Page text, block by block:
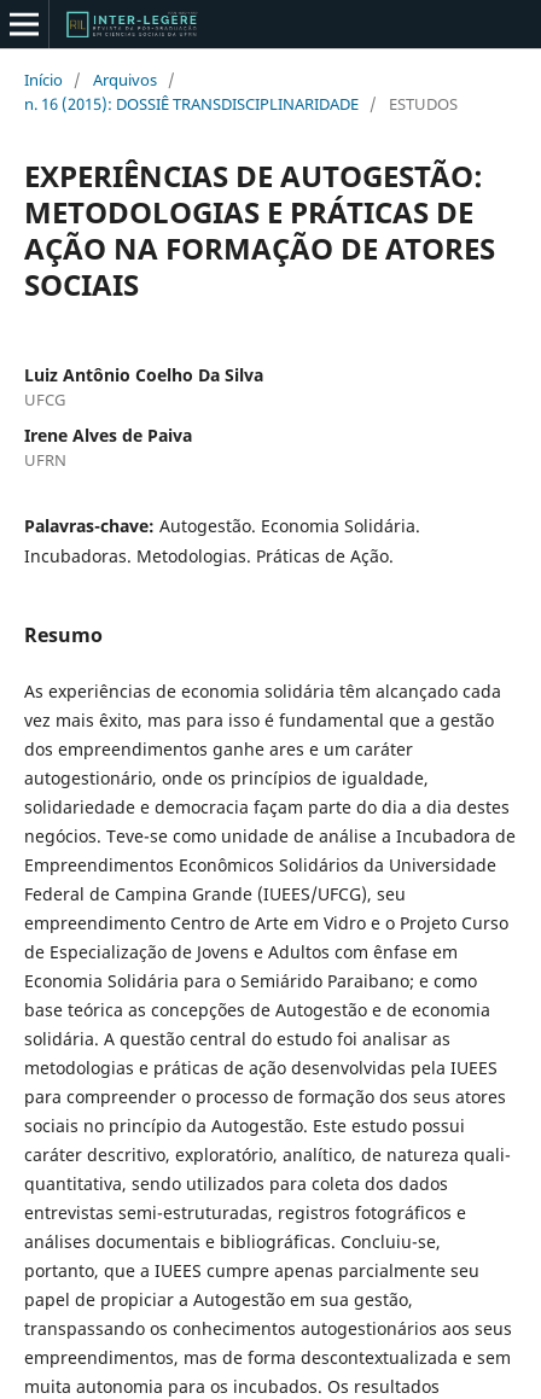
Início / Arquivos /
n. 16 (2015): DOSSIÊ TRANSDISCIPLINARIDADE / ESTUDOS
EXPERIÊNCIAS DE AUTOGESTÃO:
METODOLOGIAS E PRÁTICAS DE
AÇÃO NA FORMAÇÃO DE ATORES
SOCIAIS
Luiz Antônio Coelho Da Silva
UFCG
Irene Alves de Paiva
UFRN
Palavras-chave: Autogestão. Economia Solidária.
Incubadoras. Metodologias. Práticas de Ação.
Resumo
As experiências de economia solidária têm alcançado cada
vez mais êxito, mas para isso é fundamental que a gestão
dos empreendimentos ganhe ares e um caráter
autogestionário, onde os princípios de igualdade,
solidariedade e democracia façam parte do dia a dia destes
negócios. Teve-se como unidade de análise a Incubadora de
Empreendimentos Econômicos Solidários da Universidade
Federal de Campina Grande (IUEES/UFCG), seu
empreendimento Centro de Arte em Vidro e o Projeto Curso
de Especialização de Jovens e Adultos com ênfase em
Economia Solidária para o Semiárido Paraibano; e como
base teórica as concepções de Autogestão e de economia
solidária. A questão central do estudo foi analisar as
metodologias e práticas de ação desenvolvidas pela IUEES
para compreender o processo de formação dos seus atores
sociais no princípio da Autogestão. Este estudo possui
caráter descritivo, exploratório, analítico, de natureza quali-
quantitativa, sendo utilizados para coleta dos dados
entrevistas semi-estruturadas, registros fotográficos e
análises documentais e bibliográficas. Concluiu-se,
portanto, que a IUEES cumpre apenas parcialmente seu
papel de propiciar a Autogestão em sua gestão,
transpassando os conhecimentos autogestionários aos seus
empreendimentos, mas de forma descontextualizada e sem
muita autonomia para os incubados. Os resultados